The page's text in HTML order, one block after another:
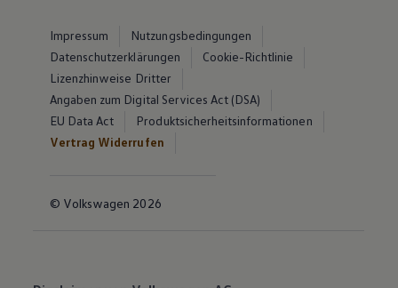
Impressum
Nutzungsbedingungen
Datenschutzerklärungen
Cookie-Richtlinie
Lizenzhinweise Dritter
Angaben zum Digital Services Act (DSA)
EU Data Act
Produktsicherheitsinformationen
Vertrag Widerrufen
© Volkswagen 2026